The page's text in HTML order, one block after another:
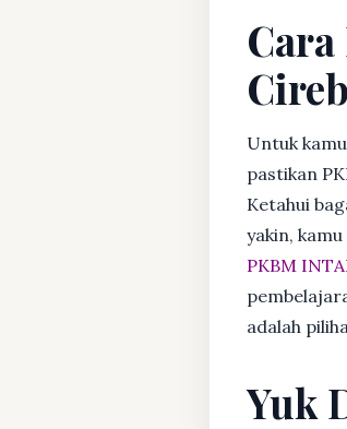
Untuk
pastikan
Ketahui
yakin,
PKBM
adalah
Yuk